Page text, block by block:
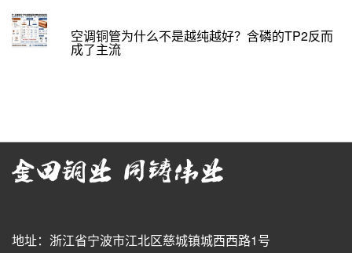
空调铜管为什么不是越纯越好？含磷的TP2反而
成了主流
地址：浙江省宁波市江北区慈城镇城西西路1号